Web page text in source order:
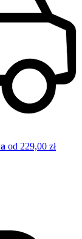
od 229,00 zł